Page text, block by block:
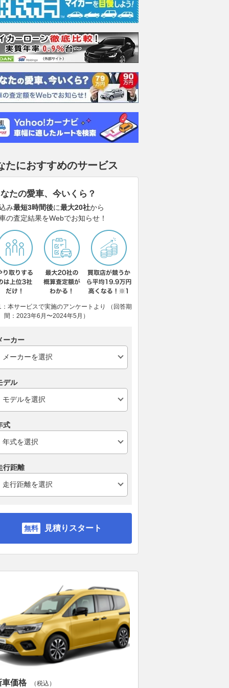
たにおすすめのサービス
たの愛車、今いくら？
み最短3時間後に最大20社から
の査定結果をWebでお知らせ！
本サービスで実施のアンケートより （回答期
間：2023年6月〜2024年5月）
ーカー
デル
式
行距離
見積りスタート
車価格 （税込）